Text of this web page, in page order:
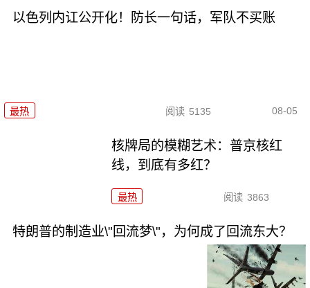
以色列内讧公开化！防长一句话，军队不买账
最热 阅读 5135 08-05
核牌局的模糊艺术：普京核红
线，到底有多红？
最热 阅读 3863
特朗普的制造业\"回流梦\"，为何成了回流东大？